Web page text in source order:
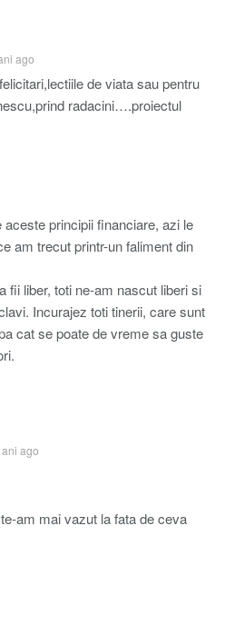
ago
de viata sau pentru
radacini….proiectul
principii financiare, azi le
am trecut printr-un faliment din
fii liber, toti ne-am nascut liberi si
Incurajez toti tinerii, care sunt
cat se poate de vreme sa guste
ago
am mai vazut la fata de ceva